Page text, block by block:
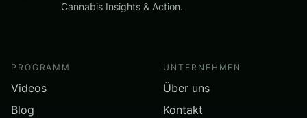
Cannabis Insights & Action.
PROGRAMM
Videos
Blog
UNTERNEHMEN
Über uns
Kontakt